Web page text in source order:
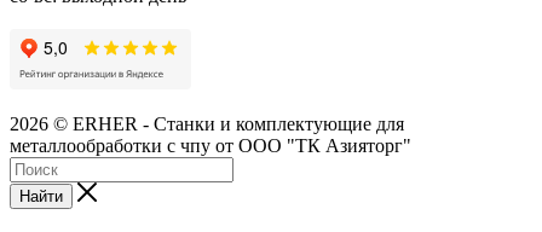
2026 © ERHER - Станки и комплектующие для
металлообработки с чпу от ООО "ТК Азияторг"
Найти